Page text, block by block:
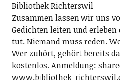
Bibliothek Richterswil
Zusammen lassen wir uns
Gedichten leiten und
tut. Niemand muss reden.
Wer zuhört, gehört bereits
kostenlos. Anmeldung:
www.bibliothek-